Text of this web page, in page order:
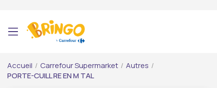
Accueil / Carrefour Supermarket / Autres /
PORTE-CUILL RE EN M TAL